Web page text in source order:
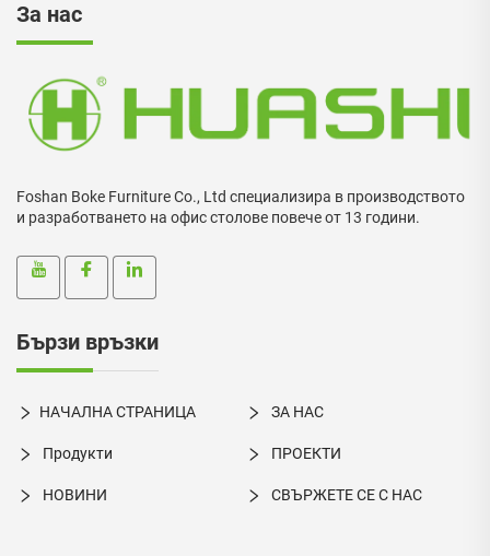
За нас
Foshan Boke Furniture Co., Ltd специализира в производството
и разработването на офис столове повече от 13 години.
Бързи връзки
НАЧАЛНА СТРАНИЦА ЗА НАС
Продукти ПРОЕКТИ
НОВИНИ СВЪРЖЕТЕ СЕ С НАС